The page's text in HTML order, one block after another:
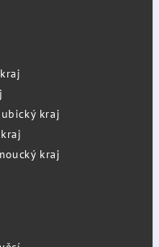
kraj
kraj